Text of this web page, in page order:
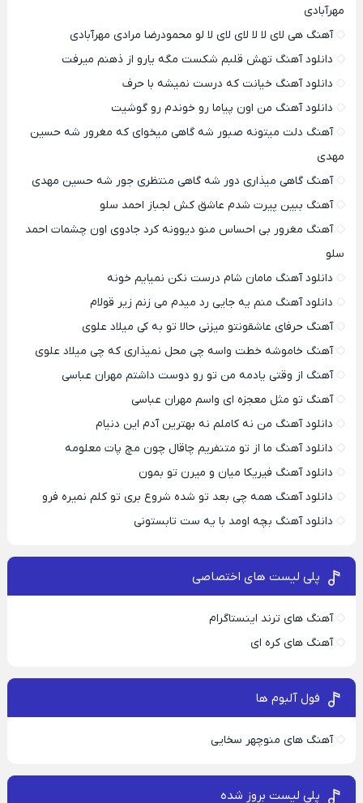
مهرآبادی
آهنگ هی لای لا لا لای لای لا لو محمودرضا مرادی مهرآبادی
دانلود آهنگ تهش قلبم شکست مگه یارو از ذهنم میرفت
دانلود آهنگ خیانت که درست نمیشه با حرف
دانلود آهنگ من اون پیاما رو خوندم رو گوشیت
آهنگ دلت میتونه صبور شه گاهی میخوای که مغرور شه حسین
مهدی
آهنگ گاهی میذاری دور شه گاهی منتظری جور شه حسین مهدی
آهنگ ببین پیرت شدم عاشق کش لجباز احمد سلو
آهنگ مغرور بی احساس منو دیوونه کرد جادوی اون چشمات احمد
سلو
دانلود آهنگ مامان شام درست نکن نمیایم خونه
دانلود آهنگ منم یه جایی رد میدم می زنم زیر قولام
آهنگ حرفای عاشقونتو میزنی حالا تو به کی میلاد علوی
آهنگ خاموشه خطت واسه چی محل نمیذاری که چی میلاد علوی
آهنگ از وقتی یادمه من تو رو دوست داشتم مهران عباسی
آهنگ تو مثل معجزه ای واسم مهران عباسی
دانلود آهنگ من نه کاملم نه بهترین آدم این دنیام
دانلود آهنگ ما از تو متنفریم چاقال چون مچ پات معلومه
دانلود آهنگ فیریکا میان و میرن تو بمون
دانلود آهنگ همه چی بعد تو شده شروع بری تو کلم نمیره فرو
دانلود آهنگ بچه اومد با یه ست تابستونی
پلی لیست های اختصاصی
آهنگ های ترند اینستاگرام
آهنگ های کره ای
فول آلبوم ها
آهنگ های منوچهر سخایی
پلی لیست بروز شده